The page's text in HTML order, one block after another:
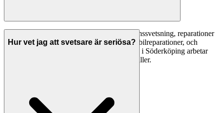
Vanliga svetsarbeten inkluderar: konstruktionssvetsning, reparationer
av metall, tillverkning av räcken och staket, bilreparationer, och
specialtillverkning. En professionell svetsare i Söderköping arbetar
med stål, rostfritt, aluminium och andra metaller.
Hur vet jag att svetsare är seriösa?